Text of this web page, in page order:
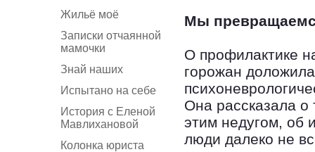
Жильё моё
Записки отчаянной
мамочки
Знай наших
Испытано на себе
История с Еленой
Мавлихановой
Колонка юриста
Мы
О профилактике
горожан
Она рассказала
этим недугом, об
люди далеко не